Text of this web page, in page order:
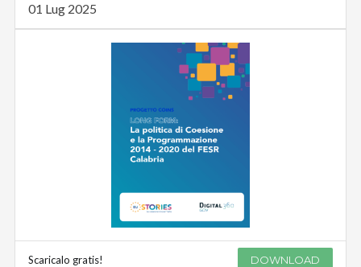
01 Lug 2025
Scaricalo gratis! DOWNLOAD